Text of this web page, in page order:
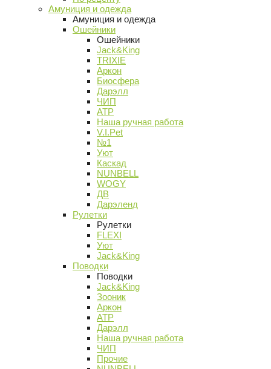
Амуниция и одежда
Амуниция и одежда
Ошейники
Ошейники
Jack&King
TRIXIE
Аркон
Биосфера
Дарэлл
ЧИП
АТР
Наша ручная работа
V.I.Pet
№1
Уют
Каскад
NUNBELL
WOGY
ДВ
Дарэленд
Рулетки
Рулетки
FLEXI
Уют
Jack&King
Поводки
Поводки
Jack&King
Зооник
Аркон
АТР
Дарэлл
Наша ручная работа
ЧИП
Прочие